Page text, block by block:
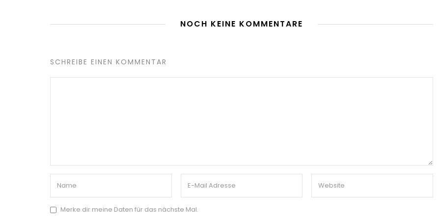
NOCH KEINE KOMMENTARE
SCHREIBE EINEN KOMMENTAR
Merke dir meine Daten für das nächste Mal.